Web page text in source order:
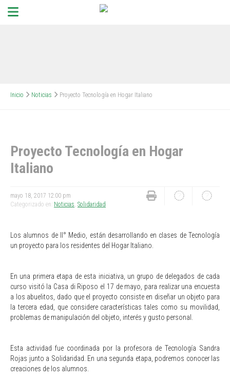
Inicio Noticias Proyecto Tecnología en Hogar Italiano
Proyecto Tecnología en Hogar
Italiano
mayo 18, 2017 12:00 pm
Categorizado en: Noticias Solidaridad
Los alumnos de II° Medio, están desarrollando en clases de Tecnología
un proyecto para los residentes del Hogar Italiano.
En una primera etapa de esta iniciativa, un grupo de delegados de cada
curso visitó la Casa di Riposo el 17 de mayo, para realizar una encuesta
a los abuelitos, dado que el proyecto consiste en diseñar un objeto para
la tercera edad, que considere características tales como su movilidad,
problemas de manipulación del objeto, interés y gusto personal.
Esta actividad fue coordinada por la profesora de Tecnología Sandra
Rojas junto a Solidaridad. En una segunda etapa, podremos conocer las
creaciones de los alumnos.